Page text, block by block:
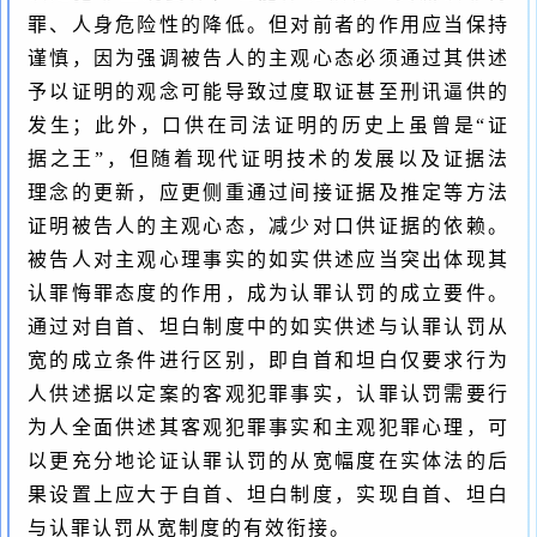
罪、人身危险性的降低。但对前者的作用应当保持
谨慎，因为强调被告人的主观心态必须通过其供述
予以证明的观念可能导致过度取证甚至刑讯逼供的
发生；此外，口供在司法证明的历史上虽曾是“证
据之王” ，但随着现代证明技术的发展以及证据法
理念的更新，应更侧重通过间接证据及推定等方法
证明被告人的主观心态，减少对口供证据的依赖。
被告人对主观心理事实的如实供述应当突出体现其
认罪悔罪态度的作用，成为认罪认罚的成立要件。
通过对自首、坦白制度中的如实供述与认罪认罚从
宽的成立条件进行区别，即自首和坦白仅要求行为
人供述据以定案的客观犯罪事实，认罪认罚需要行
为人全面供述其客观犯罪事实和主观犯罪心理，可
以更充分地论证认罪认罚的从宽幅度在实体法的后
果设置上应大于自首、坦白制度，实现自首、坦白
与认罪认罚从宽制度的有效衔接。